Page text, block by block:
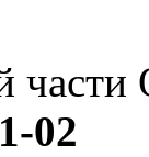
02